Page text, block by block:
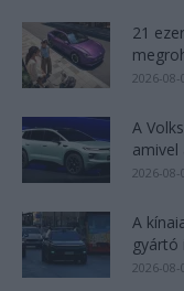
21
2026-08-
A
amivel
2026-08-
A
2026-08-